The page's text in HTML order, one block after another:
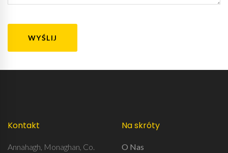
Kontakt
Annahagh, Monaghan, Co.
Na skróty
O Nas